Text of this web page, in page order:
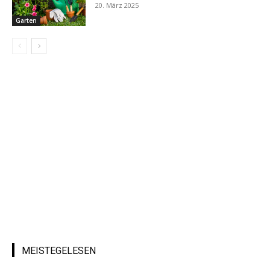
Garten
20. März 2025
MEISTEGELESEN